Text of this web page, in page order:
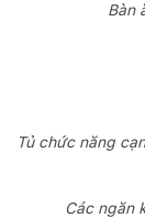
Bàn
Tủ chức năng
Các ngăn